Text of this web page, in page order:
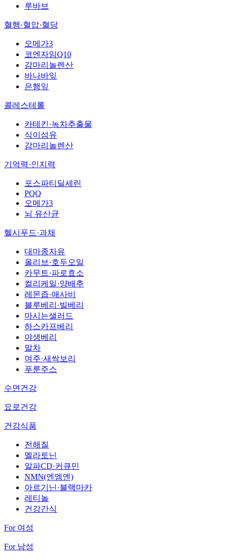
루바브
혈행·혈압·혈당
오메가3
코엔자임Q10
감마리놀렌산
바나바잎
은행잎
콜레스테롤
카테킨·녹차추출물
식이섬유
감마리놀렌산
기억력·인지력
포스파티딜세린
PQQ
오메가3
뇌 유산균
헬시푸드·과채
대마종자유
올리브·호두오일
카무트·파로효소
컬리케일·양배추
레몬즙·애사비
블루베리·빌베리
마시는샐러드
하스카프베리
야생베리
말차
여주·새싹보리
푸룬주스
수면건강
요로건강
건강식품
전해질
멜라토닌
알파CD·커큐민
NMN(엔엠엔)
아르기닌·블랙마카
레티놀
건강간식
For 여성
For 남성